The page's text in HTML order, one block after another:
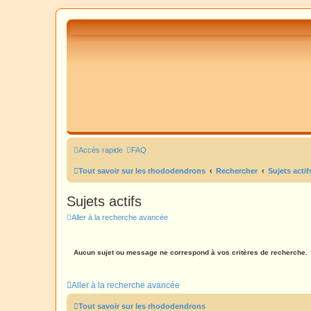
Accès rapide FAQ
Tout savoir sur les rhododendrons Rechercher Sujets
Sujets actifs
Aller à la recherche avancée
Aucun sujet ou message ne correspond à vos critères de recherche.
Aller à la recherche avancée
Tout savoir sur les rhododendrons